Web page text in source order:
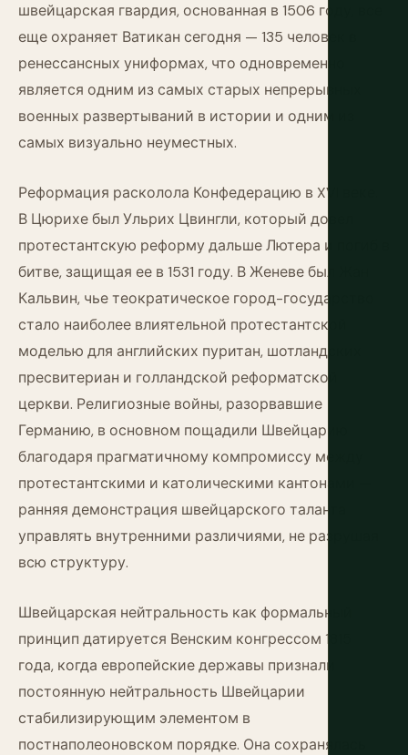
швейцарская гвардия, основанная в 1506 году, все
еще охраняет Ватикан сегодня — 135 человек в
ренессансных униформах, что одновременно
является одним из самых старых непрерывных
военных развертываний в истории и одним из
самых визуально неуместных.
Реформация расколола Конфедерацию в XVI веке.
В Цюрихе был Ульрих Цвингли, который довел
протестантскую реформу дальше Лютера и погиб в
битве, защищая ее в 1531 году. В Женеве был Жан
Кальвин, чье теократическое город-государство
стало наиболее влиятельной протестантской
моделью для английских пуритан, шотландских
пресвитериан и голландской реформатской
церкви. Религиозные войны, разорвавшие
Германию, в основном пощадили Швейцарию
благодаря прагматичному компромиссу между
протестантскими и католическими кантонами —
ранняя демонстрация швейцарского таланта
управлять внутренними различиями, не разрушая
всю структуру.
Швейцарская нейтральность как формальный
принцип датируется Венским конгрессом 1815
года, когда европейские державы признали
постоянную нейтральность Швейцарии
стабилизирующим элементом в
постнаполеоновском порядке. Она сохранялась